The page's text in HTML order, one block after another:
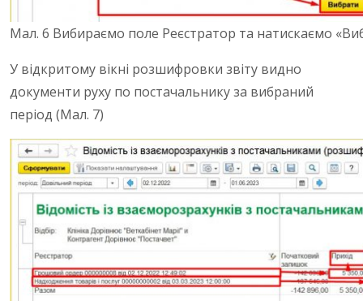
Мал. 6 Вибираємо поле Реєстратор та натискаємо
У відкритому вікні розшифровки звіту видно
документи руху по постачальнику за вибраний
період (Мал. 7)